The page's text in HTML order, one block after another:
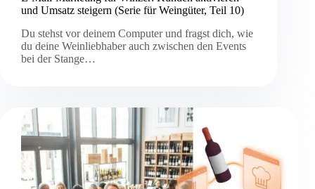
und Umsatz steigern (Serie für Weingüter, Teil 10)
Du stehst vor deinem Computer und fragst dich, wie
du deine Weinliebhaber auch zwischen den Events
bei der Stange…